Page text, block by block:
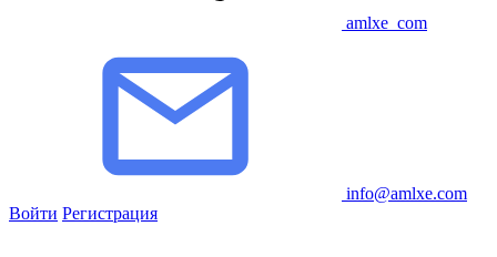
amlxe_com
info@amlxe.com
Войти Регистрация